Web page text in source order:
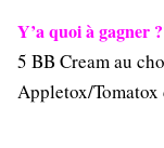
Y’a quoi à gagner
5 BB Cream au
Appletox/Tomatox